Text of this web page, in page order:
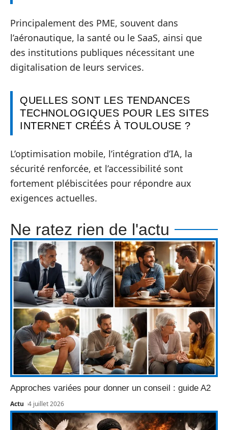
Principalement des PME, souvent dans
l’aéronautique, la santé ou le SaaS, ainsi que
des institutions publiques nécessitant une
digitalisation de leurs services.
QUELLES SONT LES TENDANCES
TECHNOLOGIQUES POUR LES SITES
INTERNET CRÉÉS À TOULOUSE ?
L’optimisation mobile, l’intégration d’IA, la
sécurité renforcée, et l’accessibilité sont
fortement plébiscitées pour répondre aux
exigences actuelles.
Ne ratez rien de l'actu
Approches variées pour donner un conseil : guide A2
Actu 4 juillet 2026